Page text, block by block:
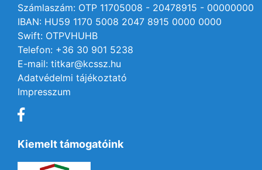
Számlaszám: OTP 11705008 - 20478915 - 00000000
IBAN: HU59 1170 5008 2047 8915 0000 0000
Swift: OTPVHUHB
Telefon: +36 30 901 5238
E-mail: titkar@kcssz.hu
Adatvédelmi tájékoztató
Impresszum
Kiemelt támogatóink